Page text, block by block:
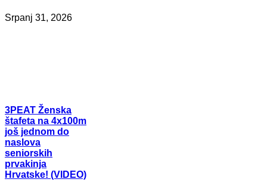
Srpanj 31, 2026
3PEAT Ženska
štafeta na 4x100m
još jednom do
naslova
seniorskih
prvakinja
Hrvatske! (VIDEO)